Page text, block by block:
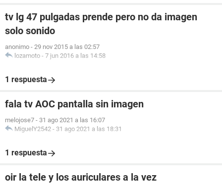
tv lg 47 pulgadas prende pero no da imagen
solo sonido
anonimo - 29 nov 2015 a las 02:57
lozamoto - 7 jun 2016 a las 14:58
1 respuesta
fala tv AOC pantalla sin imagen
melojose7 - 31 ago 2021 a las 16:07
MiguelY2542 - 31 ago 2021 a las 18:31
1 respuesta
oir la tele y los auriculares a la vez